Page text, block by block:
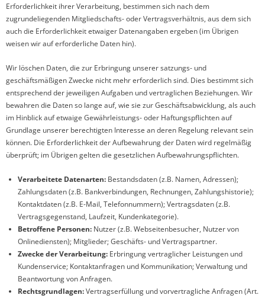
Erforderlichkeit ihrer Verarbeitung, bestimmen sich nach dem
zugrundeliegenden Mitgliedschafts- oder Vertragsverhältnis, aus dem sich
auch die Erforderlichkeit etwaiger Datenangaben ergeben (im Übrigen
weisen wir auf erforderliche Daten hin).
Wir löschen Daten, die zur Erbringung unserer satzungs- und
geschäftsmäßigen Zwecke nicht mehr erforderlich sind. Dies bestimmt sich
entsprechend der jeweiligen Aufgaben und vertraglichen Beziehungen. Wir
bewahren die Daten so lange auf, wie sie zur Geschäftsabwicklung, als auch
im Hinblick auf etwaige Gewährleistungs- oder Haftungspflichten auf
Grundlage unserer berechtigten Interesse an deren Regelung relevant sein
können. Die Erforderlichkeit der Aufbewahrung der Daten wird regelmäßig
überprüft; im Übrigen gelten die gesetzlichen Aufbewahrungspflichten.
Verarbeitete Datenarten: Bestandsdaten (z.B. Namen, Adressen);
Zahlungsdaten (z.B. Bankverbindungen, Rechnungen, Zahlungshistorie);
Kontaktdaten (z.B. E-Mail, Telefonnummern); Vertragsdaten (z.B.
Vertragsgegenstand, Laufzeit, Kundenkategorie).
Betroffene Personen: Nutzer (z.B. Webseitenbesucher, Nutzer von
Onlinediensten); Mitglieder; Geschäfts- und Vertragspartner.
Zwecke der Verarbeitung: Erbringung vertraglicher Leistungen und
Kundenservice; Kontaktanfragen und Kommunikation; Verwaltung und
Beantwortung von Anfragen.
Rechtsgrundlagen:Vertragserfüllung und vorvertragliche Anfragen (Art.